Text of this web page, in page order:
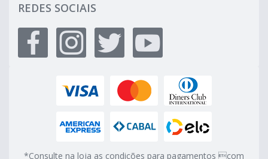
REDES SOCIAIS
*Consulte na loja as condições para pagamentos com